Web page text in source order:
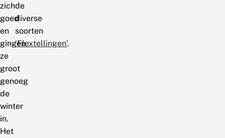
zich
goed
en
gingen
ze
groot
genoeg
de
winter
in.
Het
de
diverse
soorten
‘Flextellingen’.